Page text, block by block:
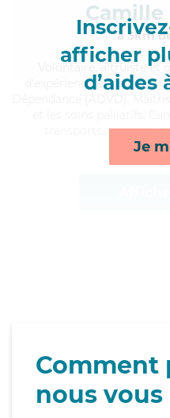
afficher
d’aides
Je
Camille
à 5km
, altruiste et
d'expérience et possède
transports, repas,
Comment
nous vous